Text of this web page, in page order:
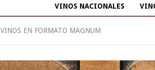
VINOS NACIONALES
VINOS EN FORMATO MAGNUM